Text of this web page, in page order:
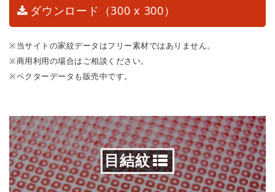
ダウンロード（300 x 300）
※当サイトの家紋データはフリー素材ではありません。
※商用利用の場合はご相談ください。
※ベクターデータも販売中です。
目結紋